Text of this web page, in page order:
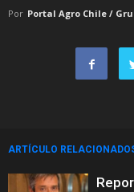
Por Portal Agro Chile /
ARTÍCULO